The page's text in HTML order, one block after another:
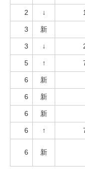
2 ↓ 1
3 新
3 ↓
5 ↑
6 新
6 新
6 新
6 ↑
6 新